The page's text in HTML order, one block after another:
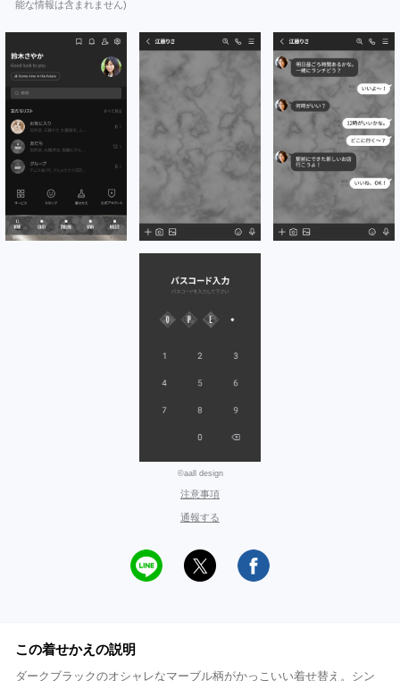
能な情報は含まれません)
©aall design
注意事項
通報する
この着せかえの説明
ダークブラックのオシャレなマーブル柄がかっこいい着せ替え。シン